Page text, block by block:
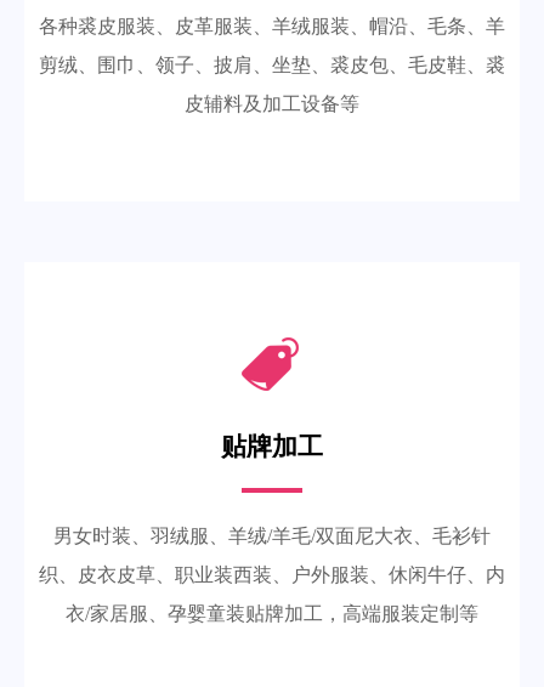
各种裘皮服装、皮革服装、羊绒服装、帽沿、毛条、羊
剪绒、围巾、领子、披肩、坐垫、裘皮包、毛皮鞋、裘
皮辅料及加工设备等
贴牌加工
男女时装、羽绒服、羊绒/羊毛/双面尼大衣、毛衫针
织、皮衣皮草、职业装西装、户外服装、休闲牛仔、内
衣/家居服、孕婴童装贴牌加工，高端服装定制等